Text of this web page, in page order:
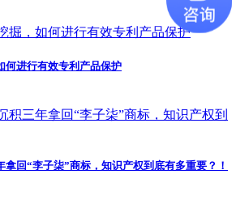
何进行有效专利产品保护
回“李子柒”商标，知识产权到底有多重要？！